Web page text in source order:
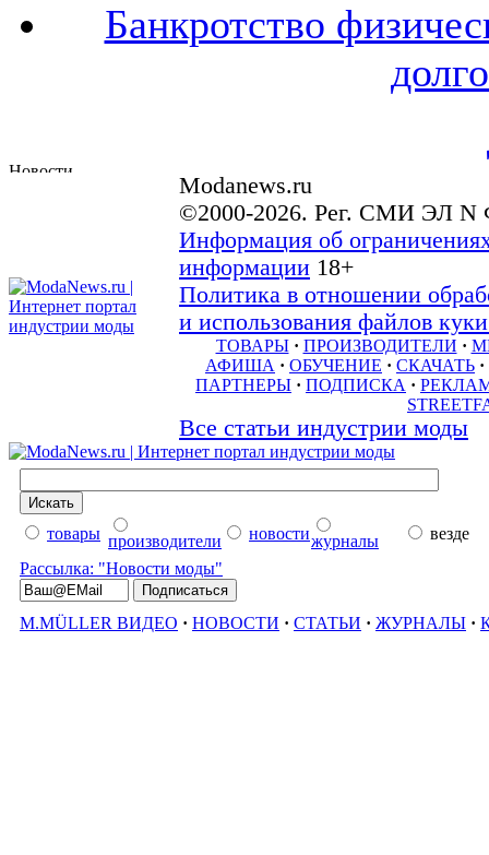
Банкротство
Modanews.ru
©2000-2026. Рег. СМИ ЭЛ N
Информация об
информации 18+
Политика в отношении
и использования файлов
ТОВАРЫ · ПРОИЗВОДИТЕЛИ ·
АФИША · ОБУЧЕНИЕ · СКАЧАТЬ ·
ПАРТНЕРЫ · ПОДПИСКА ·
Все статьи индустрии моды
товары производители новостижурналы
везде
Рассылка: "Новости моды"
M.MÜLLER ВИДЕО · НОВОСТИ · СТАТЬИ · ЖУРНАЛЫ ·